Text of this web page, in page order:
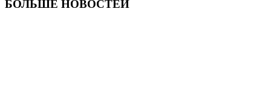
БОЛЬШЕ НОВОСТЕЙ